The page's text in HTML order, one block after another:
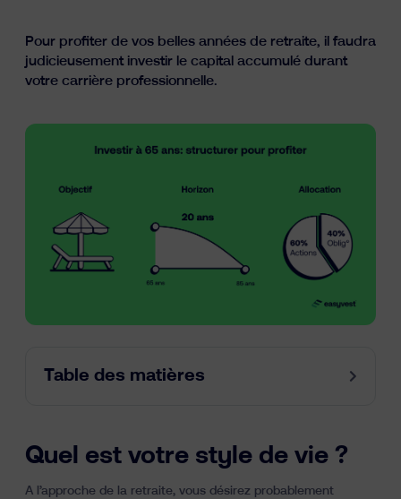
Ressources
nl
Pour profiter de vos belles années de retraite, il faudra
judicieusement investir le capital accumulé durant
votre carrière professionnelle.
Table des matières
Quel est votre style de vie ?
A l’approche de la retraite, vous désirez probablement